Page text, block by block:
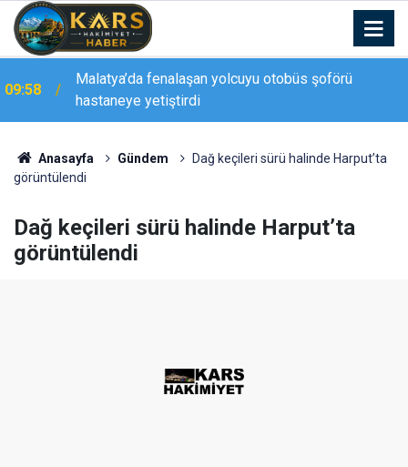
09:58
Malatya’da fenalaşan yolcuyu otobüs şoförü
hastaneye yetiştirdi
Van’da iki aile arasında kavga: 5 yaralı
Anasayfa Gündem
Dağ keçileri sürü halinde Harput’ta
görüntülendi
Dağ keçileri sürü halinde Harput’ta
görüntülendi